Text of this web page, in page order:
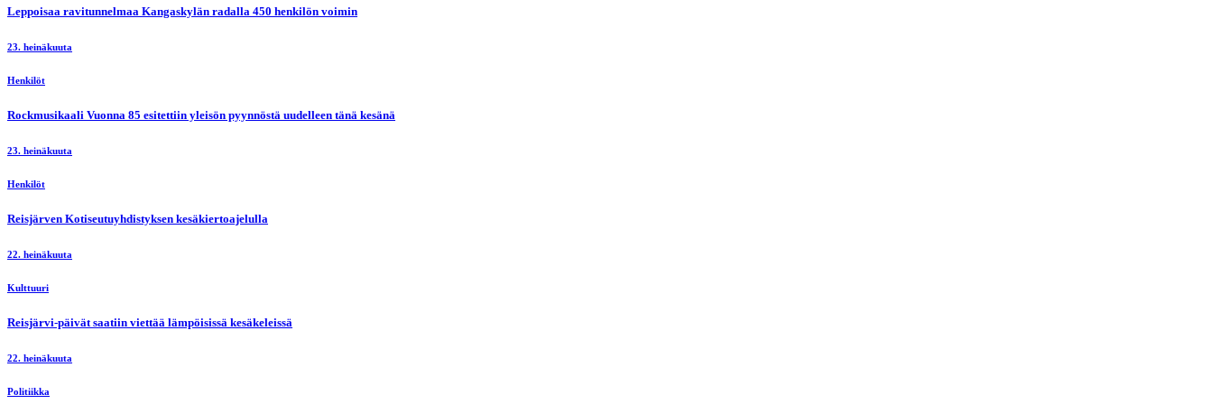
Leppoisaa ravitunnelmaa Kangaskylän radalla 450 henkilön voimin
23. heinäkuuta
Henkilöt
Rockmusikaali Vuonna 85 esitettiin yleisön pyynnöstä uudelleen tänä kesänä
23. heinäkuuta
Henkilöt
Reisjärven Kotiseutuyhdistyksen kesäkiertoajelulla
22. heinäkuuta
Kulttuuri
Reisjärvi-päivät saatiin viettää lämpöisissä kesäkeleissä
22. heinäkuuta
Politiikka